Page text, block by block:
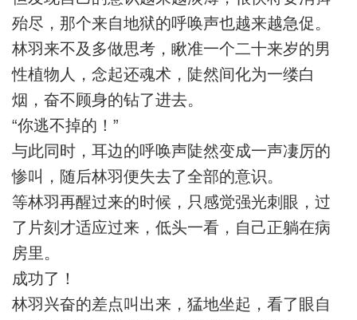
殆尽，那个来自地狱的呼唤声也越来越急促。
林羽来不及多做思考，瞅准一个二十来岁的男
性植物人，念起还魂术，陡然间化为一缕白
烟，奋不顾身的钻了进去。
“你逃不掉的！”
与此同时，耳边的呼唤声陡然变成一声凄厉的
惨叫，随后林羽便失去了全部的意识。
等林羽再醒过来的时候，只感觉强光刺眼，过
了片刻才适应过来，低头一看，自己正躺在病
房里。
成功了！
林羽兴奋的差点叫出来，猛地坐起，看了眼自